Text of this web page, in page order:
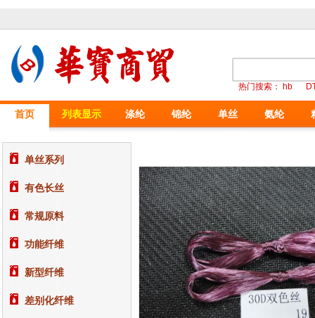
热门搜索： hb
首页 列表显示 涤纶 锦纶 单丝 氨纶
单丝系列
有色长丝
常规原料
功能纤维
新型纤维
差别化纤维